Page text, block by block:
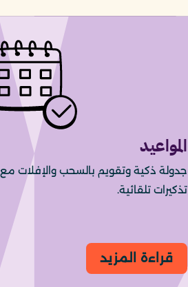
المواعيد
جدولة ذكية وتقويم بالسحب والإفلات مع
تذكيرات تلقائية.
قراءة المزيد